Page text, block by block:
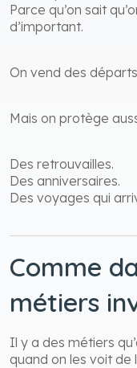
Parce qu’on sait
d’important.
On vend des
Mais on protège
Des retrouvailles.
Des anniversaires.
Des voyages qui
Comme
métiers
Il y a des métiers
quand on les voit de